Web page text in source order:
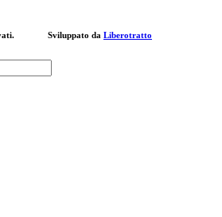
Sviluppato da Liberotratto